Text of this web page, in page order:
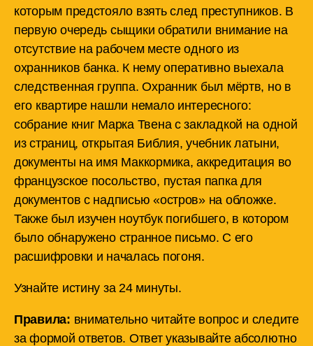
которым предстояло взять след преступников. В
первую очередь сыщики обратили внимание на
отсутствие на рабочем месте одного из
охранников банка. К нему оперативно выехала
следственная группа. Охранник был мёртв, но в
его квартире нашли немало интересного:
собрание книг Марка Твена с закладкой на одной
из страниц, открытая Библия, учебник латыни,
документы на имя Маккормика, аккредитация во
французское посольство, пустая папка для
документов с надписью «остров» на обложке.
Также был изучен ноутбук погибшего, в котором
было обнаружено странное письмо. С его
расшифровки и началась погоня.
Узнайте истину за 24 минуты.
Правила: внимательно читайте вопрос и следите
за формой ответов. Ответ указывайте абсолютно